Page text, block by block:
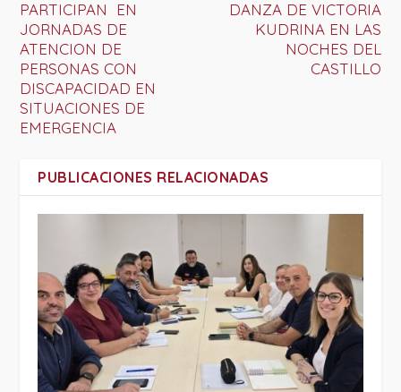
PARTICIPAN EN
JORNADAS DE
ATENCION DE
PERSONAS CON
DISCAPACIDAD EN
SITUACIONES DE
EMERGENCIA
DANZA DE VICTORIA
KUDRINA EN LAS
NOCHES DEL
CASTILLO
PUBLICACIONES RELACIONADAS